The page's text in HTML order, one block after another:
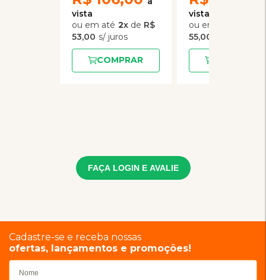
2x de R$
53,00
COMPRAR
55,00
FAÇA LOGIN E AVALIE
Cadastre-se e receba nossas
ofertas, lançamentos e promoções!